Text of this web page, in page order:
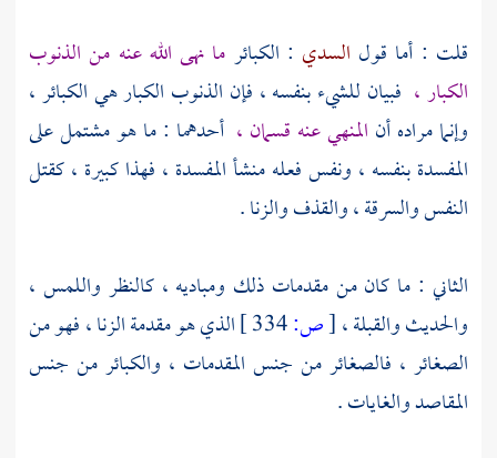
قلت : أما قول السدي : الكبائر ما نهى الله عنه من الذنوب
الكبار ، فبيان للشيء بنفسه ، فإن الذنوب الكبار هي الكبائر ،
وإنما مراده أن المنهي عنه قسمان ، أحدهما : ما هو مشتمل على
المفسدة بنفسه ، ونفس فعله منشأ المفسدة ، فهذا كبيرة ، كقتل
النفس والسرقة ، والقذف والزنا .
الثاني : ما كان من مقدمات ذلك ومباديه ، كالنظر واللمس ،
والحديث والقبلة ،[ص:
الذي هو مقدمة الزنا ، فهو من
الصغائر ، فالصغائر من جنس المقدمات ، والكبائر من جنس
المقاصد والغايات .